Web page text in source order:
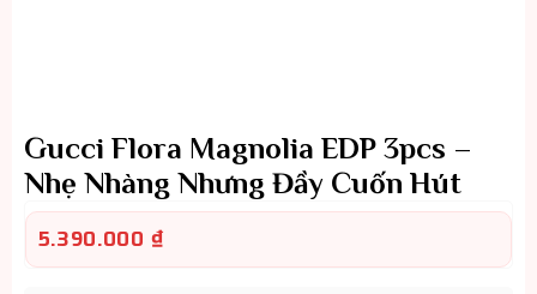
Gucci Flora Magnolia EDP 3pcs –
Nhẹ Nhàng Nhưng Đầy Cuốn Hút
5.390.000 ₫